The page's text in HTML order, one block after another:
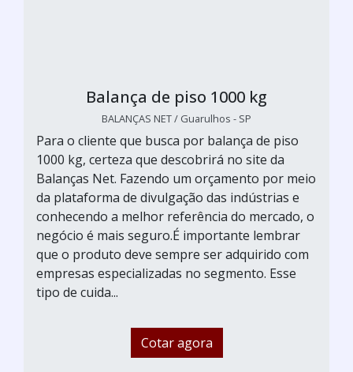
Balança de piso 1000 kg
BALANÇAS NET / Guarulhos - SP
Para o cliente que busca por balança de piso
1000 kg, certeza que descobrirá no site da
Balanças Net. Fazendo um orçamento por meio
da plataforma de divulgação das indústrias e
conhecendo a melhor referência do mercado, o
negócio é mais seguro.É importante lembrar
que o produto deve sempre ser adquirido com
empresas especializadas no segmento. Esse
tipo de cuida...
Cotar agora